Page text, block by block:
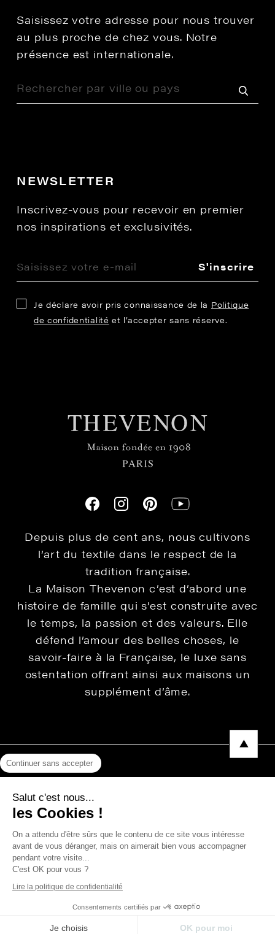
Saisissez votre adresse pour nous trouver
au plus proche de chez vous. Notre
présence est internationale.
NEWSLETTER
Inscrivez-vous pour recevoir en premier
nos inspirations et exclusivités.
S'inscrire
Je déclare avoir pris connaissance de la Politique
de confidentialité et l’accepter sans réserve.
Depuis plus de cent ans, nous cultivons
l’art du textile dans le respect de la
tradition française.
La Maison Thevenon c’est d’abord une
histoire de famille qui s’est construite avec
le temps, la passion et des valeurs. Elle
défend l’amour des belles choses, le
savoir-faire à la Française, le luxe sans
ostentation offrant ainsi aux maisons un
supplément d’âme.
Protection des données
Photos, Vidéos & Catalogues
Continuer sans accepter
Salut c'est nous...
les Cookies !
On a attendu d'être sûrs que le contenu de ce site vous intéresse
avant de vous déranger, mais on aimerait bien vous accompagner
pendant votre visite...
C'est OK pour vous ?
Lire la politique de confidentialité
Consentements certifiés par
Je choisis OK pour moi